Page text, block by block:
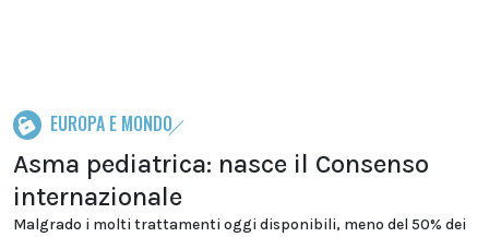
EUROPA E MONDO
Asma pediatrica: nasce il Consenso
internazionale
Malgrado i molti trattamenti oggi disponibili, meno del 50% dei